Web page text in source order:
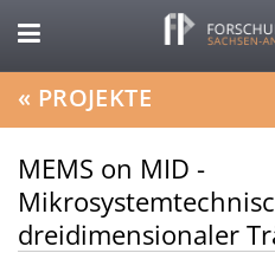
« PROJEKTE
MEMS on MID -
dreidimensionaler